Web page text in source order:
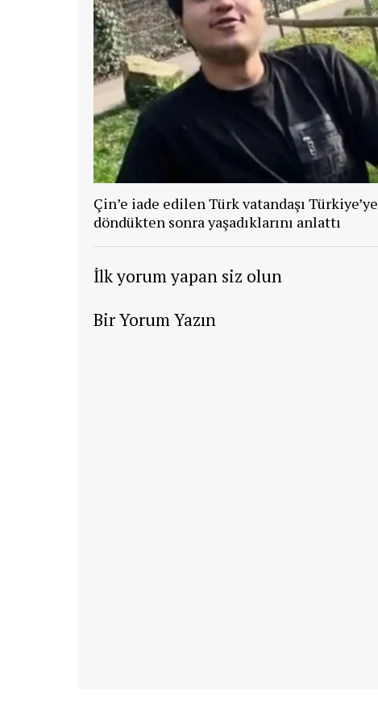
Çin’e iade edilen Türk vatandaşı Türkiye’ye
döndükten sonra yaşadıklarını anlattı
İlk yorum yapan siz olun
Bir Yorum Yazın